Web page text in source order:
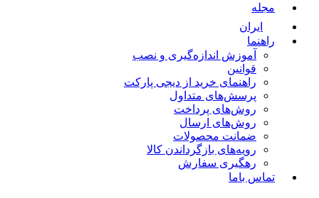
مجله
ایران
راهنما
آموزش اندازه‌گیری و نصب
قوانین
راهنمای خرید از دیجی پارکت
پرسش‌های متداول
روش‌های پرداخت
روش‌های ارسال
ضمانت محصولات
رویه‌های بازگرداندن کالا
رهگیری سفارش
تماس باما